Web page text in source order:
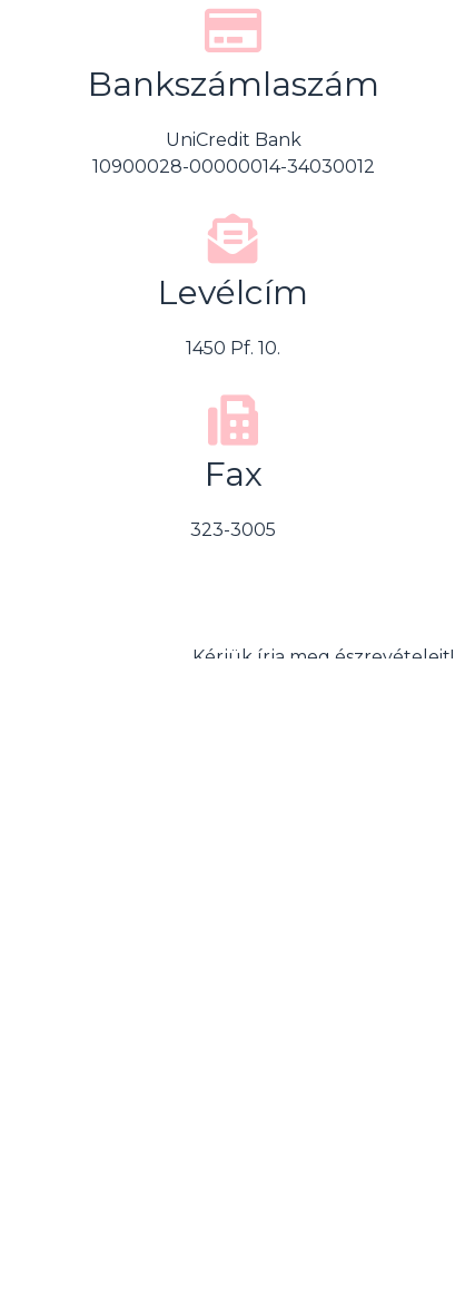
Bankszámlaszám
UniCredit Bank
10900028-00000014-34030012
Levélcím
1450 Pf. 10.
Fax
323-3005
Kérjük írja meg észrevételeit!